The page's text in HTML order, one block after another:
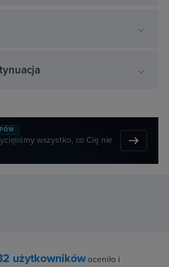
wszystko, co Cię nie
użytkownikówoceniło i